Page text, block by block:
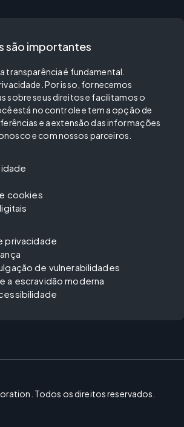
são importantes
transparência é fundamental.
Por isso, fornecemos
sobre seus direitos e facilitamos o
está no controle e tem a opção de
e a extensão das informações
e com nossos parceiros.
cookies
privacidade
de vulnerabilidades
a escravidão moderna
Todos os direitos reservados.